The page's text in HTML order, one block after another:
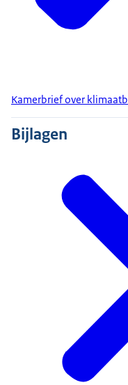
Kamerbrief over
Bijlagen